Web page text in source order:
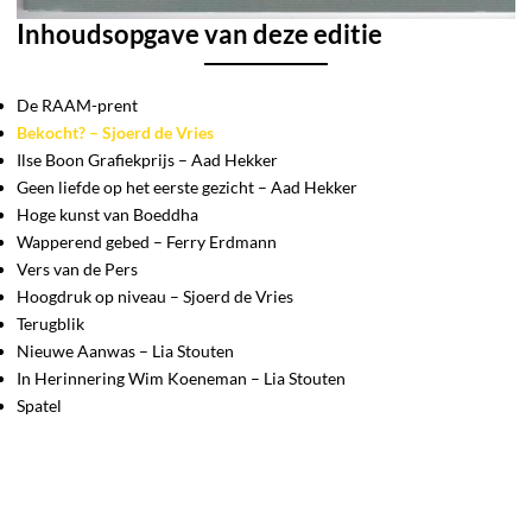
Inhoudsopgave van deze editie
De RAAM-prent
Bekocht? – Sjoerd de Vries
Ilse Boon Grafiekprijs – Aad Hekker
Geen liefde op het eerste gezicht – Aad Hekker
Hoge kunst van Boeddha
Wapperend gebed – Ferry Erdmann
Vers van de Pers
Hoogdruk op niveau – Sjoerd de Vries
Terugblik
Nieuwe Aanwas – Lia Stouten
In Herinnering Wim Koeneman – Lia Stouten
Spatel